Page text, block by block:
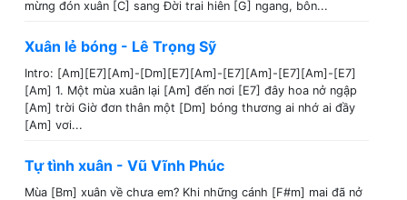
mừng đón xuân [C] sang Đời trai hiên [G] ngang, bôn...
Xuân lẻ bóng - Lê Trọng Sỹ
Intro: [Am][E7][Am]-[Dm][E7][Am]-[E7][Am]-[E7][Am]-[E7]
[Am] 1. Một mùa xuân lại [Am] đến nơi [E7] đây hoa nở ngập
[Am] trời Giờ đơn thân một [Dm] bóng thương ai nhớ ai đầy
[Am] vơi...
Tự tình xuân - Vũ Vĩnh Phúc
Mùa [Bm] xuân về chưa em? Khi những cánh [F#m] mai đã nở